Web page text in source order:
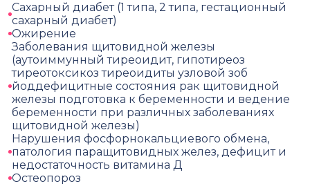
Сахарный диабет (1 типа, 2 типа, гестационный
сахарный диабет)
Ожирение
Заболевания щитовидной железы
(аутоиммунный тиреоидит, гипотиреоз
тиреотоксикоз тиреоидиты узловой зоб
йоддефицитные состояния рак щитовидной
железы подготовка к беременности и ведение
беременности при различных заболеваниях
щитовидной железы)
Нарушения фосфорнокальциевого обмена,
патология паращитовидных желез, дефицит и
недостаточность витамина Д
Остеопороз